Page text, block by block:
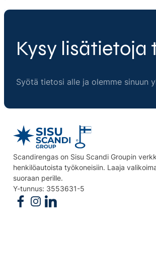
Kysy
Syötä tietosi alle ja olemme sinuun
Scandirengas on Sisu Scandi Groupin
henkilöautoista työkoneisiin. Laaja
suoraan perille.
Y-tunnus: 3553631-5
Follow us on Facebook
Follow us on Instagram
Follow us on Linkedin